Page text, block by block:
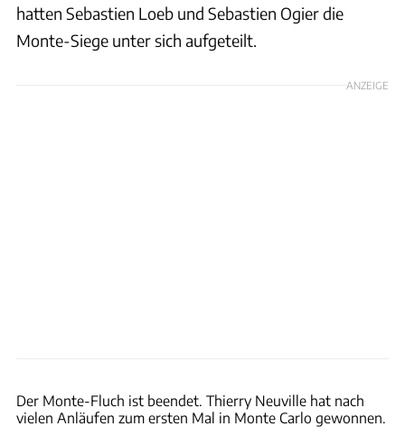
hatten Sebastien Loeb und Sebastien Ogier die
Monte-Siege unter sich aufgeteilt.
ANZEIGE
Der Monte-Fluch ist beendet. Thierry Neuville hat nach
vielen Anläufen zum ersten Mal in Monte Carlo gewonnen.